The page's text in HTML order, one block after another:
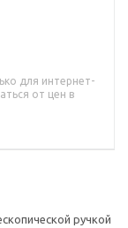
для интернет-
от цен в
ручкой